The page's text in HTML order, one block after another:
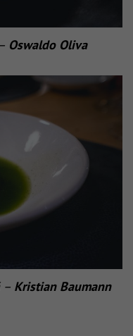
Oswaldo Oliva
– Kristian Baumann